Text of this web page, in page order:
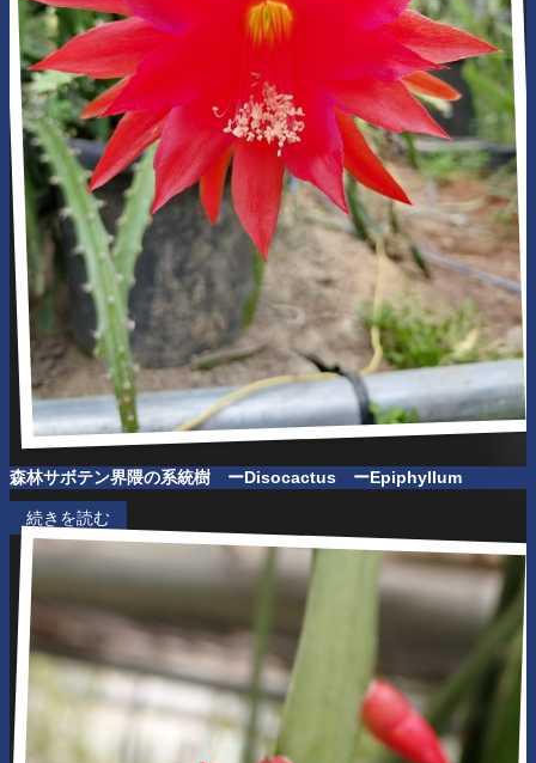
森林サボテン界隈の系統樹 ーDisocactus ーEpiphyllum
続きを読む